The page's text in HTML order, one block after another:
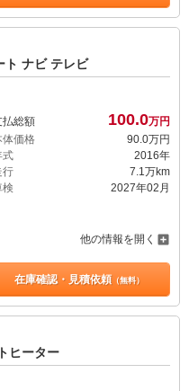
ト ナビ テレビ
払総額 100.0万円
体価格
90.0万円
式
2016年
行
7.1万km
検
2027年02月
他の情報を開く
在庫確認・見積依頼（無料）
ヒーター